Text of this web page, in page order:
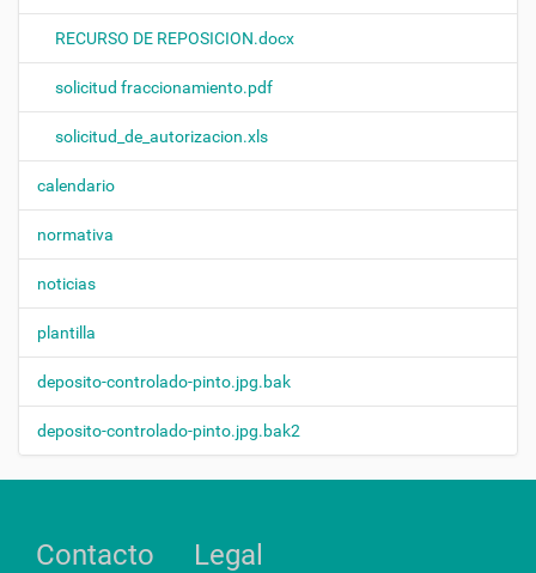
RECURSO DE REPOSICION.docx
solicitud fraccionamiento.pdf
solicitud_de_autorizacion.xls
calendario
normativa
noticias
plantilla
deposito-controlado-pinto.jpg.bak
deposito-controlado-pinto.jpg.bak2
Contacto Legal